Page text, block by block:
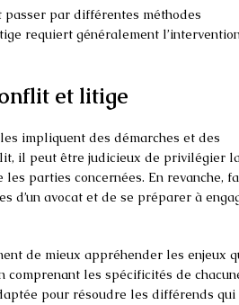
par différentes méthodes
requiert généralement
et litige
impliquent des démarches et des
il peut être judicieux de privilégier
parties concernées. En revanche,
d’un avocat et de se préparer à
de mieux appréhender les enjeux
les spécificités de
pour résoudre les différends qui